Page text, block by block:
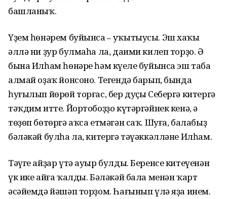
башланыҡ.
Үҙем һөнәрем буйынса– уҡытыусы. Эш хаҡы
әллә ни ҙур булмаһа ла, даими килеп торҙо. Ә
бына Илһам һөнәре һәм күңеле буйынса эш таба
алмай оҙаҡ йонсоно. Тегендә барып, бында
һуғылып йөрөй торғас, бер дуҫы Себергә китергә
тәҡдим итте. Йортобоҙҙо күтәргәйнек кенә, ә
төҙөп бөтөргә аҡса етмәгән саҡ. Шуға, балабыҙ
бәләкәй булһа ла, китергә тәүәккәлләне Илһам.
Тәүге айҙар үтә ауыр булды. Беренсе китеүенән
үк ике айға ҡалды. Бәләкәй бала менән ҡарт
әсәйемдә йәшәп торҙом. Һағынып үлә яҙа инем.